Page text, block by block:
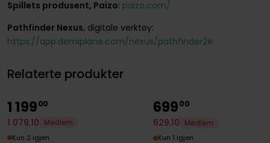
Spillets produsent, Paizo: paizo.com/
Pathfinder Nexus, digitale verktøy:
https://app.demiplane.com/nexus/pathfinder2e
Relaterte produkter
119900
1 079,10
Medlem
Kun 2 igjen
69900
629,10
Medlem
Kun 1 igjen